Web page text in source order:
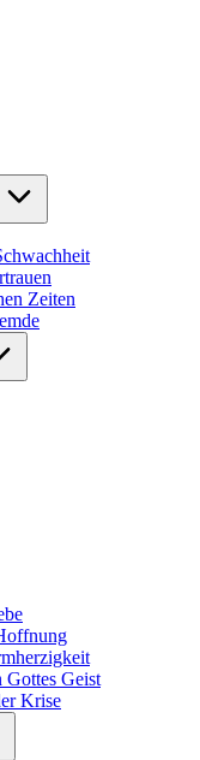
Zeiten
Gottes Geist
Krise